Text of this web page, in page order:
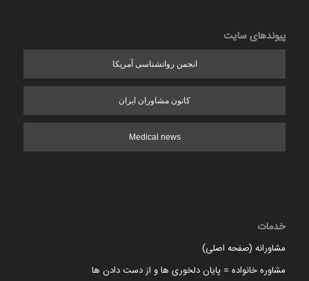
پیوندهای سایت
انجمن روانشناسی آمریکا
کانون مشاوران ایران
Medical news
خدمات
مشاورانه (صفحه اصلی)
مشاوره خانواده = پایان دلخوری ها و از دست دادن ها